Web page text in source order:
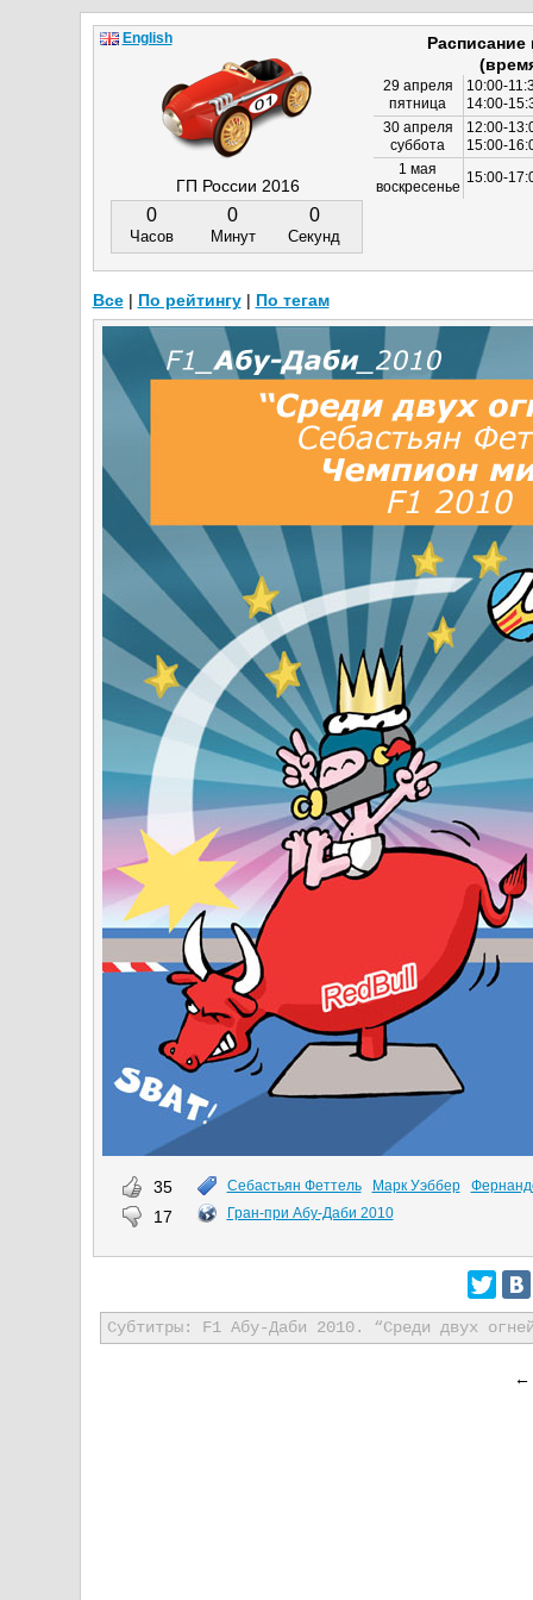
35
17
Себастьян Феттель Марк Уэббер
Гран-при Абу-Даби 2010
Субтитры: F1 Абу-Даби 2010. “Среди двух
ГП России 2016
0
Часов
0
Минут
0
Секунд
29 апреля
пятница
10:00-
14:00-
30 апреля
суббота
12:00-
15:00-
1 мая
воскресенье
15:00-
English
Все| По рейтингу| По тегам